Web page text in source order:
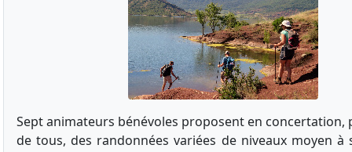
Sept animateurs bénévoles proposent en concertation,
de tous, des randonnées variées de niveaux moyen à